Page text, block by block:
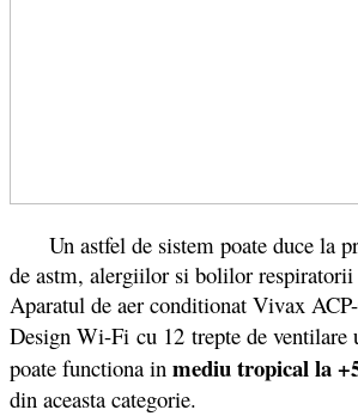
Un astfel de sistem poate duce la
de astm, alergiilor si bolilor respiratorii
Aparatul de aer conditionat Vivax
Design Wi-Fi cu 12 trepte de ventilare
poate functiona in mediu tropical la
din aceasta categorie.